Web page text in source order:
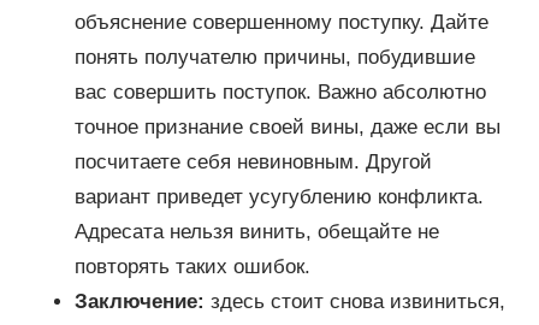
объяснение совершенному поступку. Дайте
понять получателю причины, побудившие
вас совершить поступок. Важно абсолютно
точное признание своей вины, даже если вы
посчитаете себя невиновным. Другой
вариант приведет усугублению конфликта.
Адресата нельзя винить, обещайте не
повторять таких ошибок.
Заключение: здесь стоит снова извиниться,